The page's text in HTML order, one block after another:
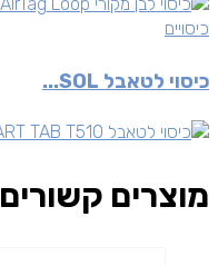
כיסויים
כיסוי לטאבל SOL...
מוצרים קשורים